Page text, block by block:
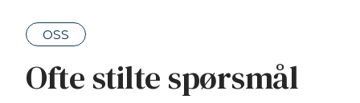
OSS
Ofte stilte spørsmål